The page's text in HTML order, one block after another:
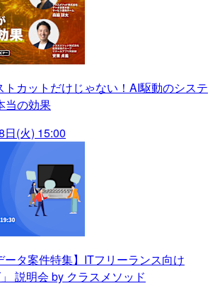
トカットだけじゃない！AI駆動のシステ
当の効果
(火) 15:00
ータ案件特集】ITフリーランス向け
説明会 by クラスメソッド